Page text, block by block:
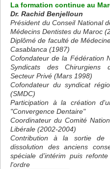
La formation continue au
Dr. Rachid Benjelloun
Président du Conseil National
Médecins Dentistes du Maroc
Diplômé de faculté de
Casablanca (1987)
Cofondateur de la Fédération
Syndicats des Chirurgiens
Secteur Privé (Mars 1998)
Cofondateur du syndicat
(SMDC)
Participation à la création
"Convergence Dentaire"
Coordinateur du Comité
Libérale (2002-2004)
Contribution à la sortie de
dissolution des anciens
spéciale d’intérim puis
l'ordre